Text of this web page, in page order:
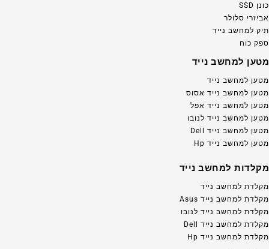
כונן SSD
אביזרי סלולר
תיק למחשב נייד
ספק כוח
מטען למחשב נייד
מטען למחשב נייד
מטען למחשב נייד אסוס
מטען למחשב נייד אפל
מטען למחשב נייד לנובו
מטען למחשב נייד Dell
מטען למחשב נייד Hp
מקלדות למחשב נייד
מקלדת למחשב נייד
מקלדת למחשב נייד Asus
מקלדת למחשב נייד לנובו
מקלדת למחשב נייד Dell
מקלדת למחשב נייד Hp